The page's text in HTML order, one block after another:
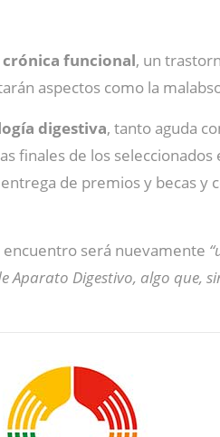
funcional, un
aspectos como la
digestiva, tanto aguda
finales de los
de premios y becas y
encuentro será nuevamente
Aparato Digestivo, algo que,